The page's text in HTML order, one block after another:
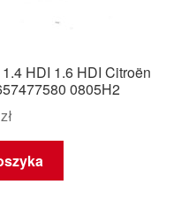
HDI 1.6 HDI Citroën
0805H2
zł